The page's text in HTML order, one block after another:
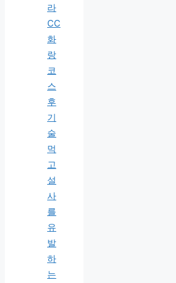
라
CC
화
랑
코
스
후
기
술
먹
고
설
사
를
유
발
하
는